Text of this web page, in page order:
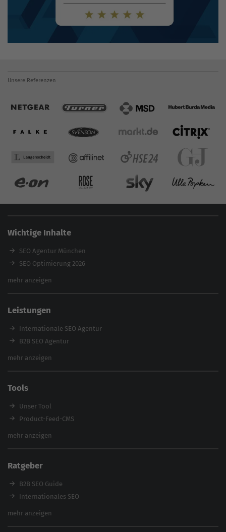
Unsere Referenzen
Wichtige Inhalte
SEO Agentur München
SEO Optimierung 2026
Backlink-Audit 2026
Referenzen
E-Books
Magazin
mehr anzeigen
Leistungen
Internationale SEO Agentur
B2B SEO Agentur
Inhouse SEO Agentur
Enterprise SEO Agentur
Workshops
mehr anzeigen
Tools
Unser Tool
Product-Feed-CMS
Website Analyse
Backlink-Check
Ladezeiten-Check
Brand Protection Tool
Website SEO Check
mehr anzeigen
Ratgeber
B2B SEO Guide
Internationales SEO
eCommerce SEO
mehr anzeigen